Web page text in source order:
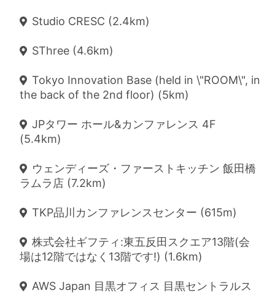
Studio CRESC (2.4km)
SThree (4.6km)
Tokyo Innovation Base (held in \"ROOM\", in
the back of the 2nd floor) (5km)
JPタワー ホール&カンファレンス 4F
(5.4km)
ウェンディーズ・ファーストキッチン 飯田橋
ラムラ店 (7.2km)
TKP品川カンファレンスセンター (615m)
株式会社ギフティ:東五反田スクエア13階(会
場は12階ではなく13階です!) (1.6km)
AWS Japan 目黒オフィス 目黒セントラルス